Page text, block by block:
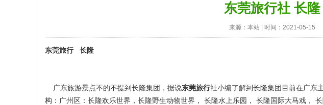
东莞旅行社 长隆
来源：本站 | 时间：2021-05-15
东莞旅行 长隆
广东旅游景点不的不提到长隆集团，据说东莞旅行社小编了解到长隆集团目前在广东
构：广州区：长隆欢乐世界，长隆野生动物世界， 长隆水上乐园， 长隆国际大马戏，